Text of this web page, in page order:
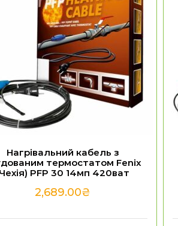
Нагрівальний кабель з
термостатом Fenix
PFP 30 14мп 420ват
2,689.00₴